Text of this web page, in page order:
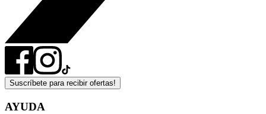
Suscríbete para recibir ofertas!
AYUDA